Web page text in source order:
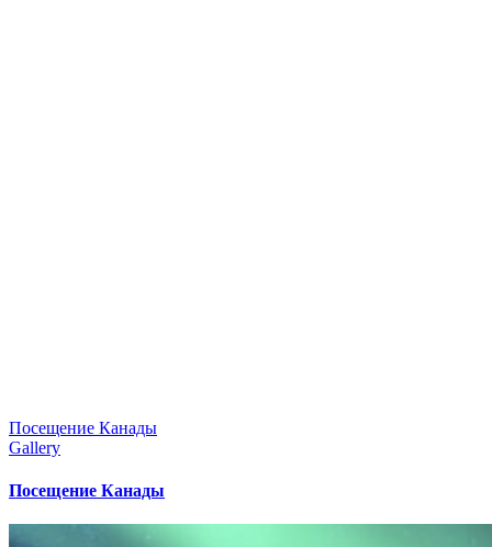
Посещение Канады
Gallery
Посещение Канады